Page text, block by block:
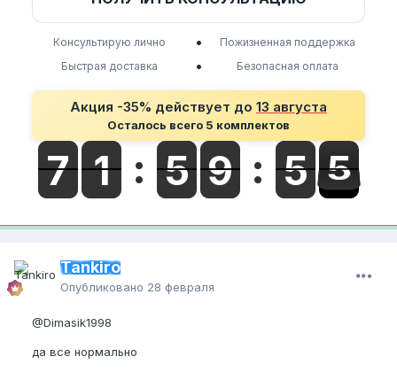
Консультирую лично •
Пожизненная поддержка
Быстрая доставка
• Безопасная оплата
Акция -35% действует до 13 августа
Осталось всего 5 комплектов
Tankiro
Опубликовано 28 февраля
@Dimasik1998
да все нормально